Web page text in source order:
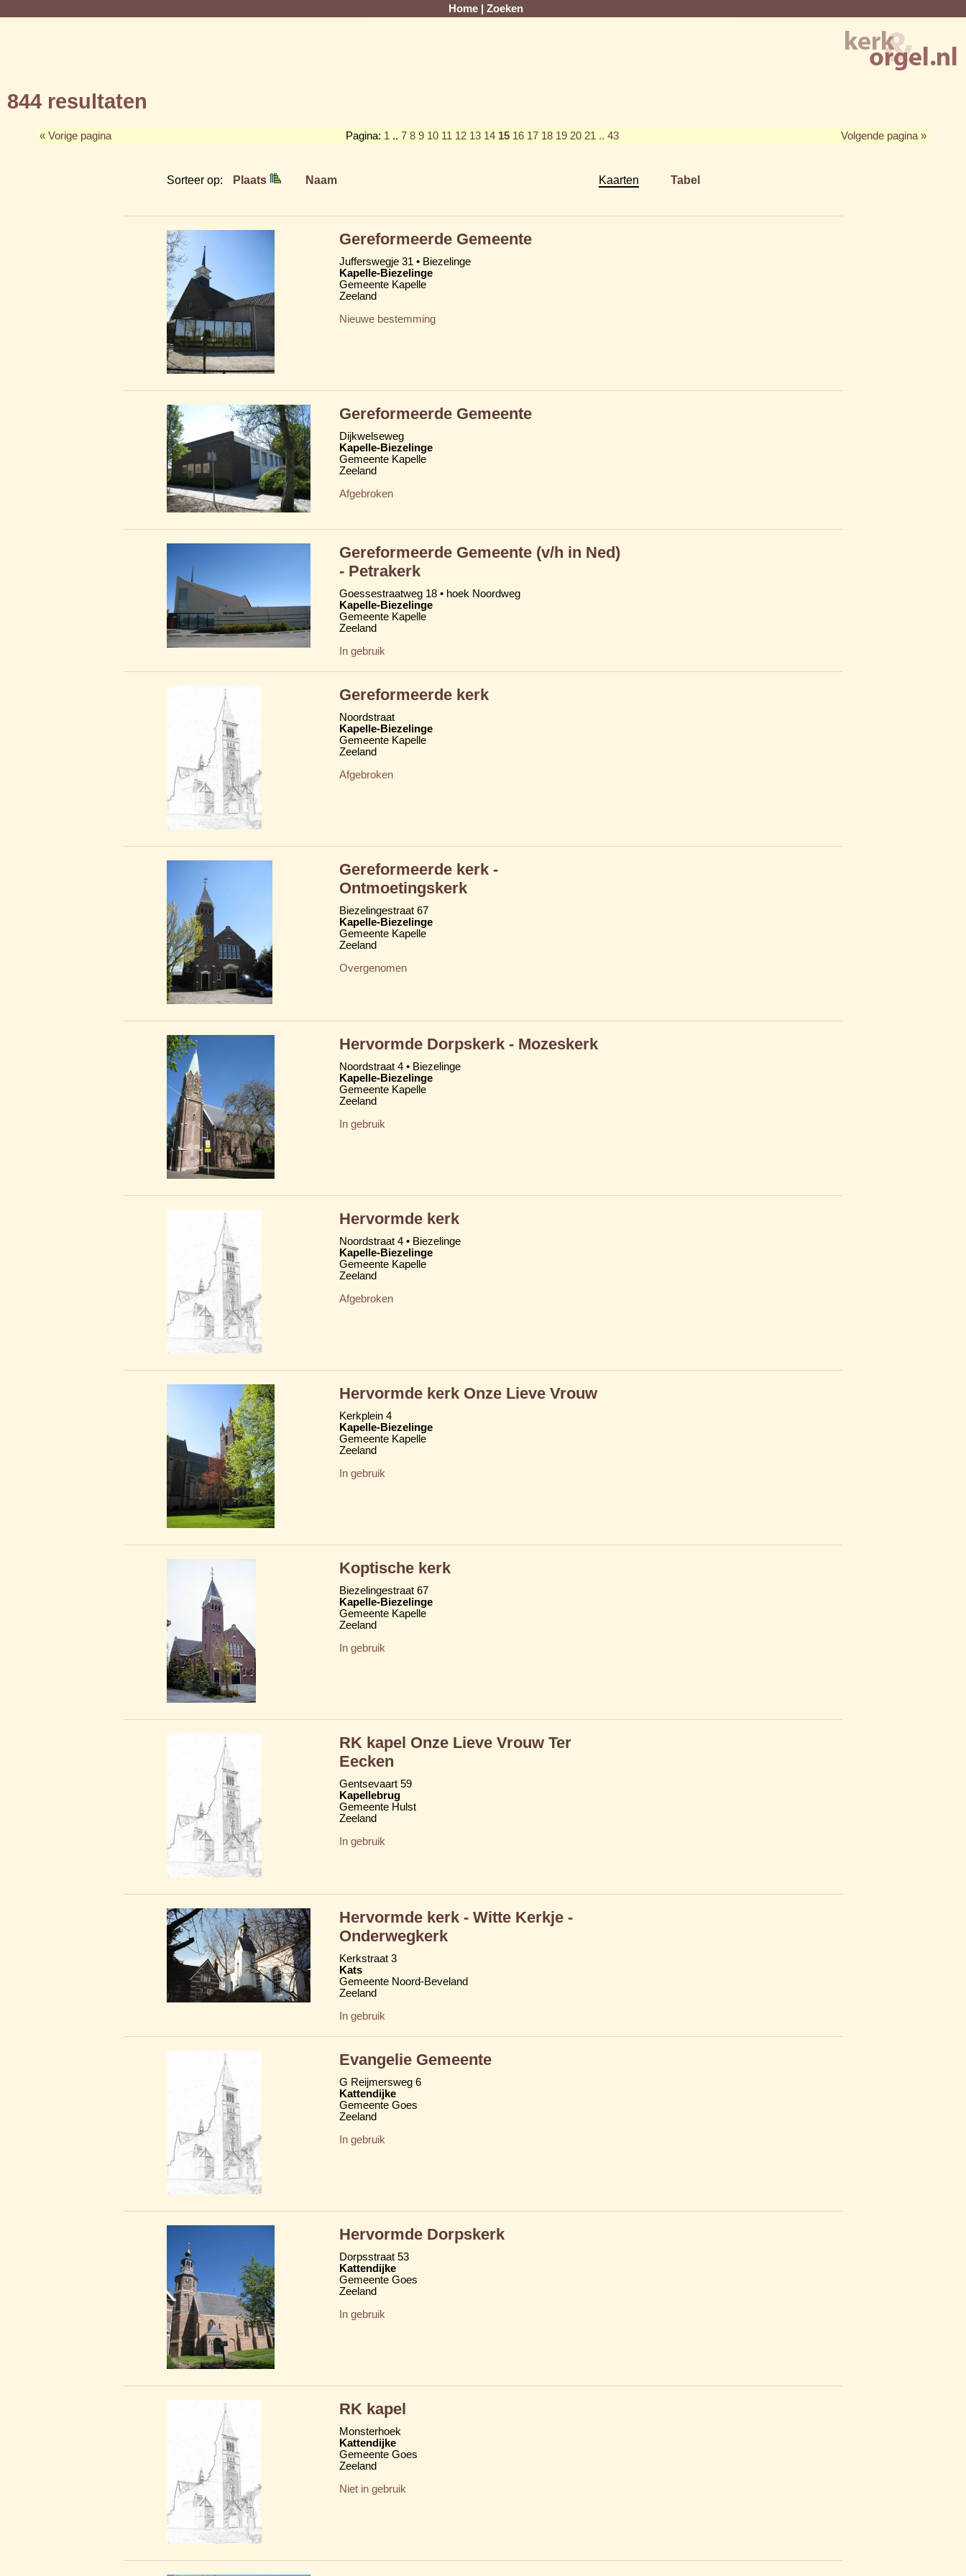
Home Zoeken
844 resultaten
« Vorige pagina Pagina: 1 .. 7 8 9 10 11 12 13 14 15 16 17 18 19 20 21 .. 43 Volgende pagina »
Sorteer op: Plaats Naam Kaarten Tabel
Gereformeerde Gemeente
Jufferswegje 31 • Biezelinge
Kapelle-Biezelinge
Gemeente Kapelle
Zeeland
Nieuwe bestemming
Gereformeerde Gemeente
Dijkwelseweg
Kapelle-Biezelinge
Gemeente Kapelle
Zeeland
Afgebroken
Gereformeerde Gemeente (v/h in Ned)
- Petrakerk
Goessestraatweg 18 • hoek Noordweg
Kapelle-Biezelinge
Gemeente Kapelle
Zeeland
In gebruik
Gereformeerde kerk
Noordstraat
Kapelle-Biezelinge
Gemeente Kapelle
Zeeland
Afgebroken
Gereformeerde kerk -
Ontmoetingskerk
Biezelingestraat 67
Kapelle-Biezelinge
Gemeente Kapelle
Zeeland
Overgenomen
Hervormde Dorpskerk - Mozeskerk
Noordstraat 4 • Biezelinge
Kapelle-Biezelinge
Gemeente Kapelle
Zeeland
In gebruik
Hervormde kerk
Noordstraat 4 • Biezelinge
Kapelle-Biezelinge
Gemeente Kapelle
Zeeland
Afgebroken
Hervormde kerk Onze Lieve Vrouw
Kerkplein 4
Kapelle-Biezelinge
Gemeente Kapelle
Zeeland
In gebruik
Koptische kerk
Biezelingestraat 67
Kapelle-Biezelinge
Gemeente Kapelle
Zeeland
In gebruik
RK kapel Onze Lieve Vrouw Ter
Eecken
Gentsevaart 59
Kapellebrug
Gemeente Hulst
Zeeland
In gebruik
Hervormde kerk - Witte Kerkje -
Onderwegkerk
Kerkstraat 3
Kats
Gemeente Noord-Beveland
Zeeland
In gebruik
Evangelie Gemeente
G Reijmersweg 6
Kattendijke
Gemeente Goes
Zeeland
In gebruik
Hervormde Dorpskerk
Dorpsstraat 53
Kattendijke
Gemeente Goes
Zeeland
In gebruik
RK kapel
Monsterhoek
Kattendijke
Gemeente Goes
Zeeland
Niet in gebruik